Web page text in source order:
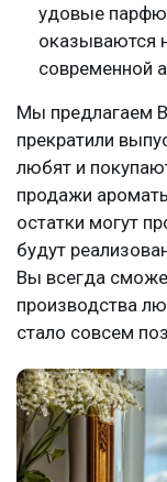
удовые
оказываются
современной
Мы предлагаем
прекратили
любят и
продажи
остатки могут
будут
Вы всегда
производства
стало совсем